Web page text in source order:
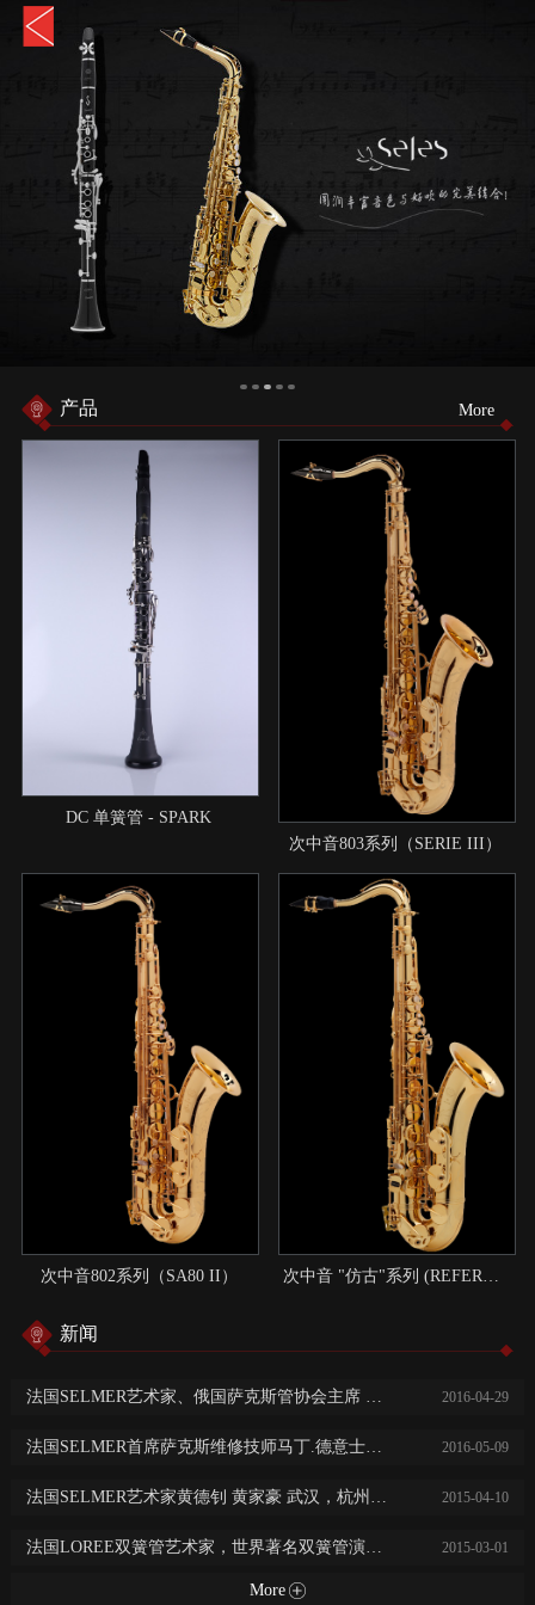
产品
DC 单簧管 - SPARK
次中音803系列（SERIE III）
次中音802系列（SA80 II）
More
新闻
2016-04-29
法国SELMER首席萨克斯维修技师马丁.德意士免费乐器保养维修服务 2016-05-09
2015-04-10
法国LOREE双簧管艺术家，世界著名双簧管演奏家阿历克斯·克莱恩广州，西安，济南音乐会及大师班 2015-03-01
More